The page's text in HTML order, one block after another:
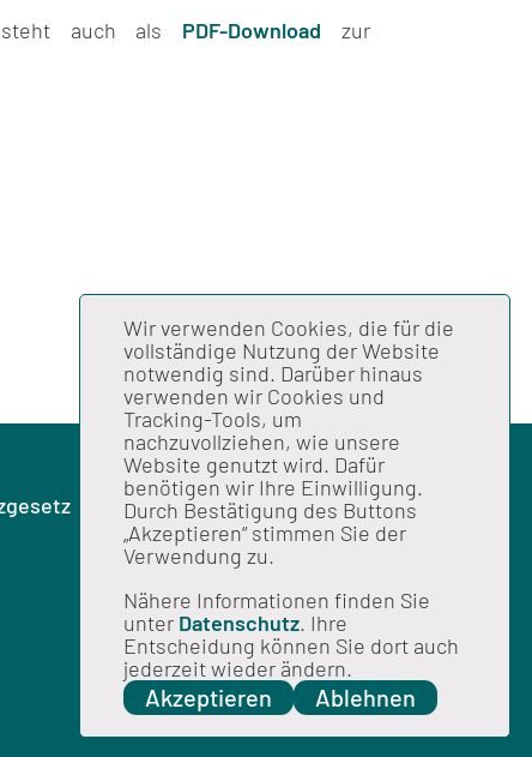
steht auch als PDF-Download zur
Wir verwenden Cookies, die für die
vollständige Nutzung der Website
notwendig sind. Darüber hinaus
verwenden wir Cookies und
Tracking-Tools, um
nachzuvollziehen, wie unsere
Website genutzt wird. Dafür
benötigen wir Ihre Einwilligung.
Durch Bestätigung des Buttons
„Akzeptieren“ stimmen Sie der
Verwendung zu.
Nähere Informationen finden Sie
unter Datenschutz. Ihre
Entscheidung können Sie dort auch
jederzeit wieder ändern.
Akzeptieren Ablehnen